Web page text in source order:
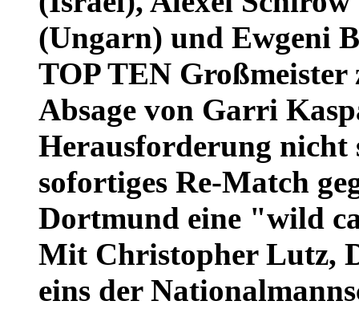
(Ungarn) und Ewgeni
TOP TEN
Absage von Garri
Herausforderung nicht
sofortiges Re-Match
Dortmund eine "wild
Mit Christopher Lutz,
eins der